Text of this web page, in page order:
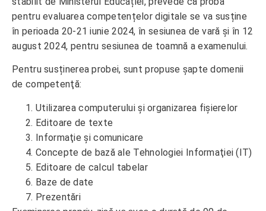
pentru evaluarea competențelor digitale se va susține
în perioada 20-21 iunie 2024, în sesiunea de vară și în 12
august 2024, pentru sesiunea de toamnă a examenului.
Pentru susținerea probei, sunt propuse şapte domenii
de competenţă:
Utilizarea computerului şi organizarea fişierelor
Editoare de texte
Informaţie şi comunicare
Concepte de bază ale Tehnologiei Informaţiei (IT)
Editoare de calcul tabelar
Baze de date
Prezentări